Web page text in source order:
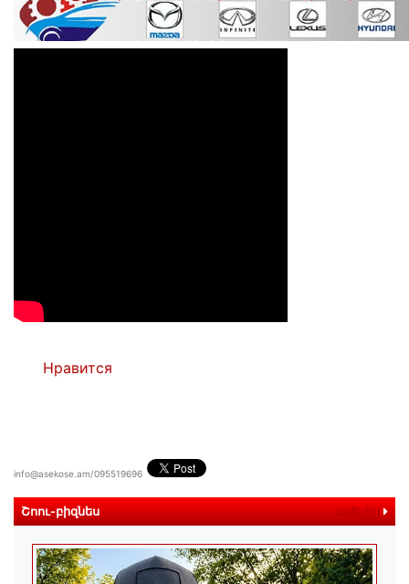
Нравится
info@asekose.am/095519696
Շոու-բիզնես ավելին